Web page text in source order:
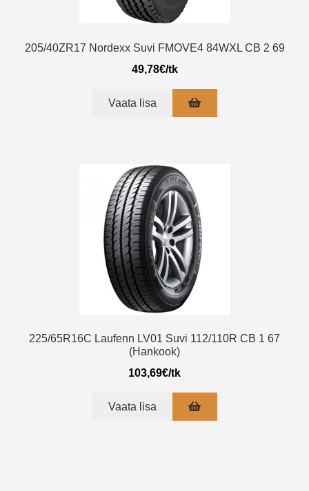
205/40ZR17 Nordexx Suvi FMOVE4 84WXL CB 2 69
49,78€/tk
Vaata lisa
225/65R16C Laufenn LV01 Suvi 112/110R CB 1 67
(Hankook)
103,69€/tk
Vaata lisa